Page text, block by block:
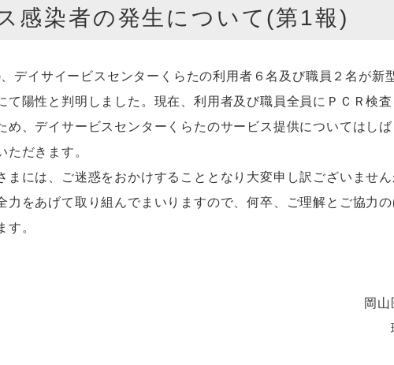
感染者の発生について(第1報)
デイサイービスセンターくらたの利用者６名及び職員２名が新
て陽性と判明しました。現在、利用者及び職員全員にＰＣＲ検
め、デイサービスセンターくらたのサービス提供についてはし
ただきます。
まには、ご迷惑をおかけすることとなり大変申し訳ございませ
力をあげて取り組んでまいりますので、何卒、ご理解とご協力
す。
岡